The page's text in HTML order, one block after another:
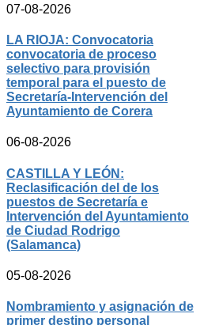
07-08-2026
LA RIOJA: Convocatoria
convocatoria de proceso
selectivo para provisión
temporal para el puesto de
Secretaría-Intervención del
Ayuntamiento de Corera
06-08-2026
CASTILLA Y LEÓN:
Reclasificación del de los
puestos de Secretaría e
Intervención del Ayuntamiento
de Ciudad Rodrigo
(Salamanca)
05-08-2026
Nombramiento y asignación de
primer destino personal